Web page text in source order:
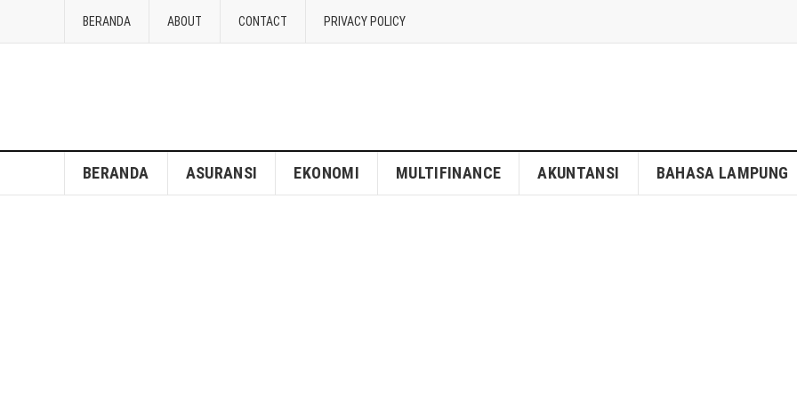
BERANDA ABOUT CONTACT PRIVACY POLICY
BERANDA ASURANSI EKONOMI MULTIFINANCE AKUNTANSI BAHASA LAMPUNG